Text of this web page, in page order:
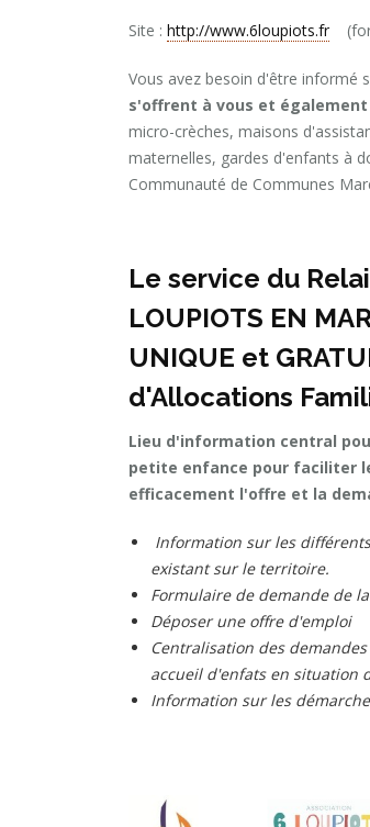
Site : http://www.6loupiots.fr
Vous avez besoin d'être informé
s'offrent à vous et
micro-crèches, maisons
maternelles, gardes d'enfants à
Communauté de Communes
Le service du
LOUPIOTS EN
UNIQUE et
d'Allocations
Lieu d'information central pour
petite enfance pour faciliter
efficacement l'offre et la
Information sur les
existant sur le territoire.
Formulaire de demande de
Déposer une offre d'emploi
Centralisation des
accueil d'enfats en situation
Information sur les